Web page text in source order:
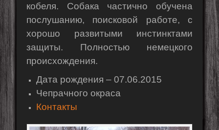
кобеля. Собака частично обучена
послушанию, поисковой работе, с
хорошо развитыми инстинктами
защиты. Полностью немецкого
происхождения.
Дата рождения – 07.06.2015
Чепрачного окраса
Контакты